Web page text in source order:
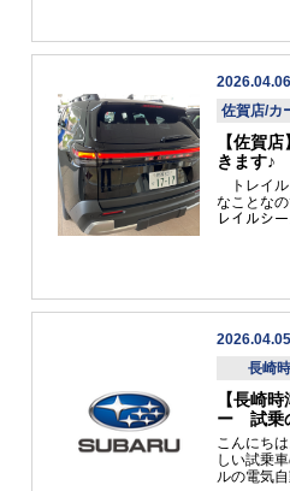
ど、緊急
または、
「0120-
2026.04.06
佐賀店/カ
【佐賀
きます♪
トレイル
なことな
レイルシ
りますが
EV車です♪
れてみて
フェアも
してオリ
試乗・査
ティッシ
お気軽に
さい！！
迎えいた
2026.04.05
長崎
【長崎
ー 試乗
こんにち
しい試乗
ルの電気